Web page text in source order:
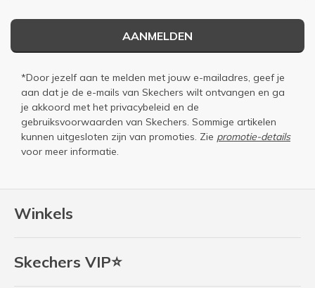
Winkels
Skechers VIP⭐
AANMELDEN
*Door jezelf aan te melden met jouw e-mailadres, geef je
aan dat je de e-mails van Skechers wilt ontvangen en ga
je akkoord met het privacybeleid en de
gebruiksvoorwaarden van Skechers. Sommige artikelen
kunnen uitgesloten zijn van promoties. Zie promotie-details
voor meer informatie.